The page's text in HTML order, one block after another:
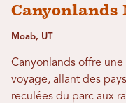
Moab, UT
Canyonlands offre
voyage, allant des
reculées du parc aux